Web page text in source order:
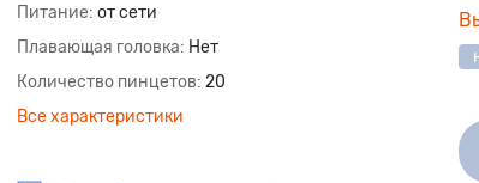
Питание от сети
Плавающая головка Нет
Количество пинцетов 20
Все характеристики